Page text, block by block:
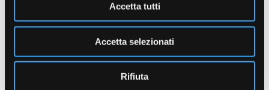
Accetta tutti
Accetta selezionati
Rifiuta
FOX Ventec Thermal Cover
FOX Voyager Sleeping